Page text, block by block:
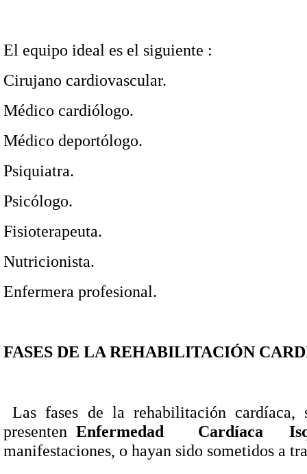
El equipo ideal es el siguiente :
Cirujano cardiovascular.
Médico cardiólogo.
Médico deportólogo.
Psiquiatra.
Psicólogo.
Fisioterapeuta.
Nutricionista.
Enfermera profesional.
FASES DE LA REHABILITACIÓN
Las fases de la rehabilitación
presenten Enfermedad Cardíaca
manifestaciones, o hayan sido sometidos a